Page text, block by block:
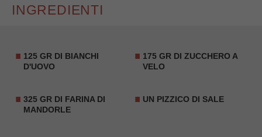
INGREDIENTI
125 GR DI BIANCHI
D'UOVO
175 GR DI ZUCCHERO A
VELO
325 GR DI FARINA DI
MANDORLE
UN PIZZICO DI SALE